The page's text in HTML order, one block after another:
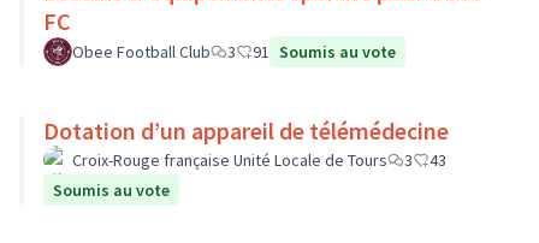
FC
Obee Football Club 3 91 Soumis au vote
Dotation d’un appareil de télémédecine
Croix-Rouge française Unité Locale de Tours 3
43
Soumis au vote